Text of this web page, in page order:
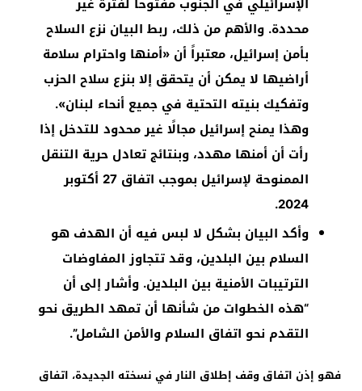
محددة. والأهم من ذلك، ربط البيان نزع السلاح
بأمن إسرائيل، معتبراً أن «أمنها واحترام سلامة
أراضيها لا يمكن أن يتحقق إلا بنزع سلاح الحزب
وتفكيك بنيته التحتية في جميع أنحاء لبنان».
وهذا يمنح إسرائيل مجالًا غير محدود للتدخل إذا
رأت أن أمنها مهدد، وبنتائج تعادل حرية التنقل
الممنوحة لإسرائيل بموجب اتفاق 27 أكتوبر
2024.
وأكد البيان بشكل لا لبس فيه أن الهدف هو
السلام بين البلدين، وقد تتجاوز المفاوضات
الترتيبات الأمنية بين البلدين. وأشار إلى أن
“هذه الخطوات من شأنها أن تمهد الطريق نحو
التقدم نحو اتفاق السلام والأمن الشامل”.
فهو إذن اتفاق وقف إطلاق النار في نسخته الجديدة، اتفاق